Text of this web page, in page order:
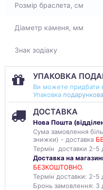
Розмір браслета, см
Діаметр каменя, мм
Знак зодіаку
УПАКОВКА
Ви можете придбати в
Упаковка подарункова
ДОСТАВКА
Нова Пошта (
Сума замовлення
знижки) - доставка
Термін доставки 2-5
Доставка на
БЕЗКОШТОВНО.
Термін доставки: 2-5
Бронь замовлення: 3